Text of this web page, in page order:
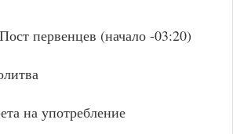
первенцев (начало -03:20)
на употребление